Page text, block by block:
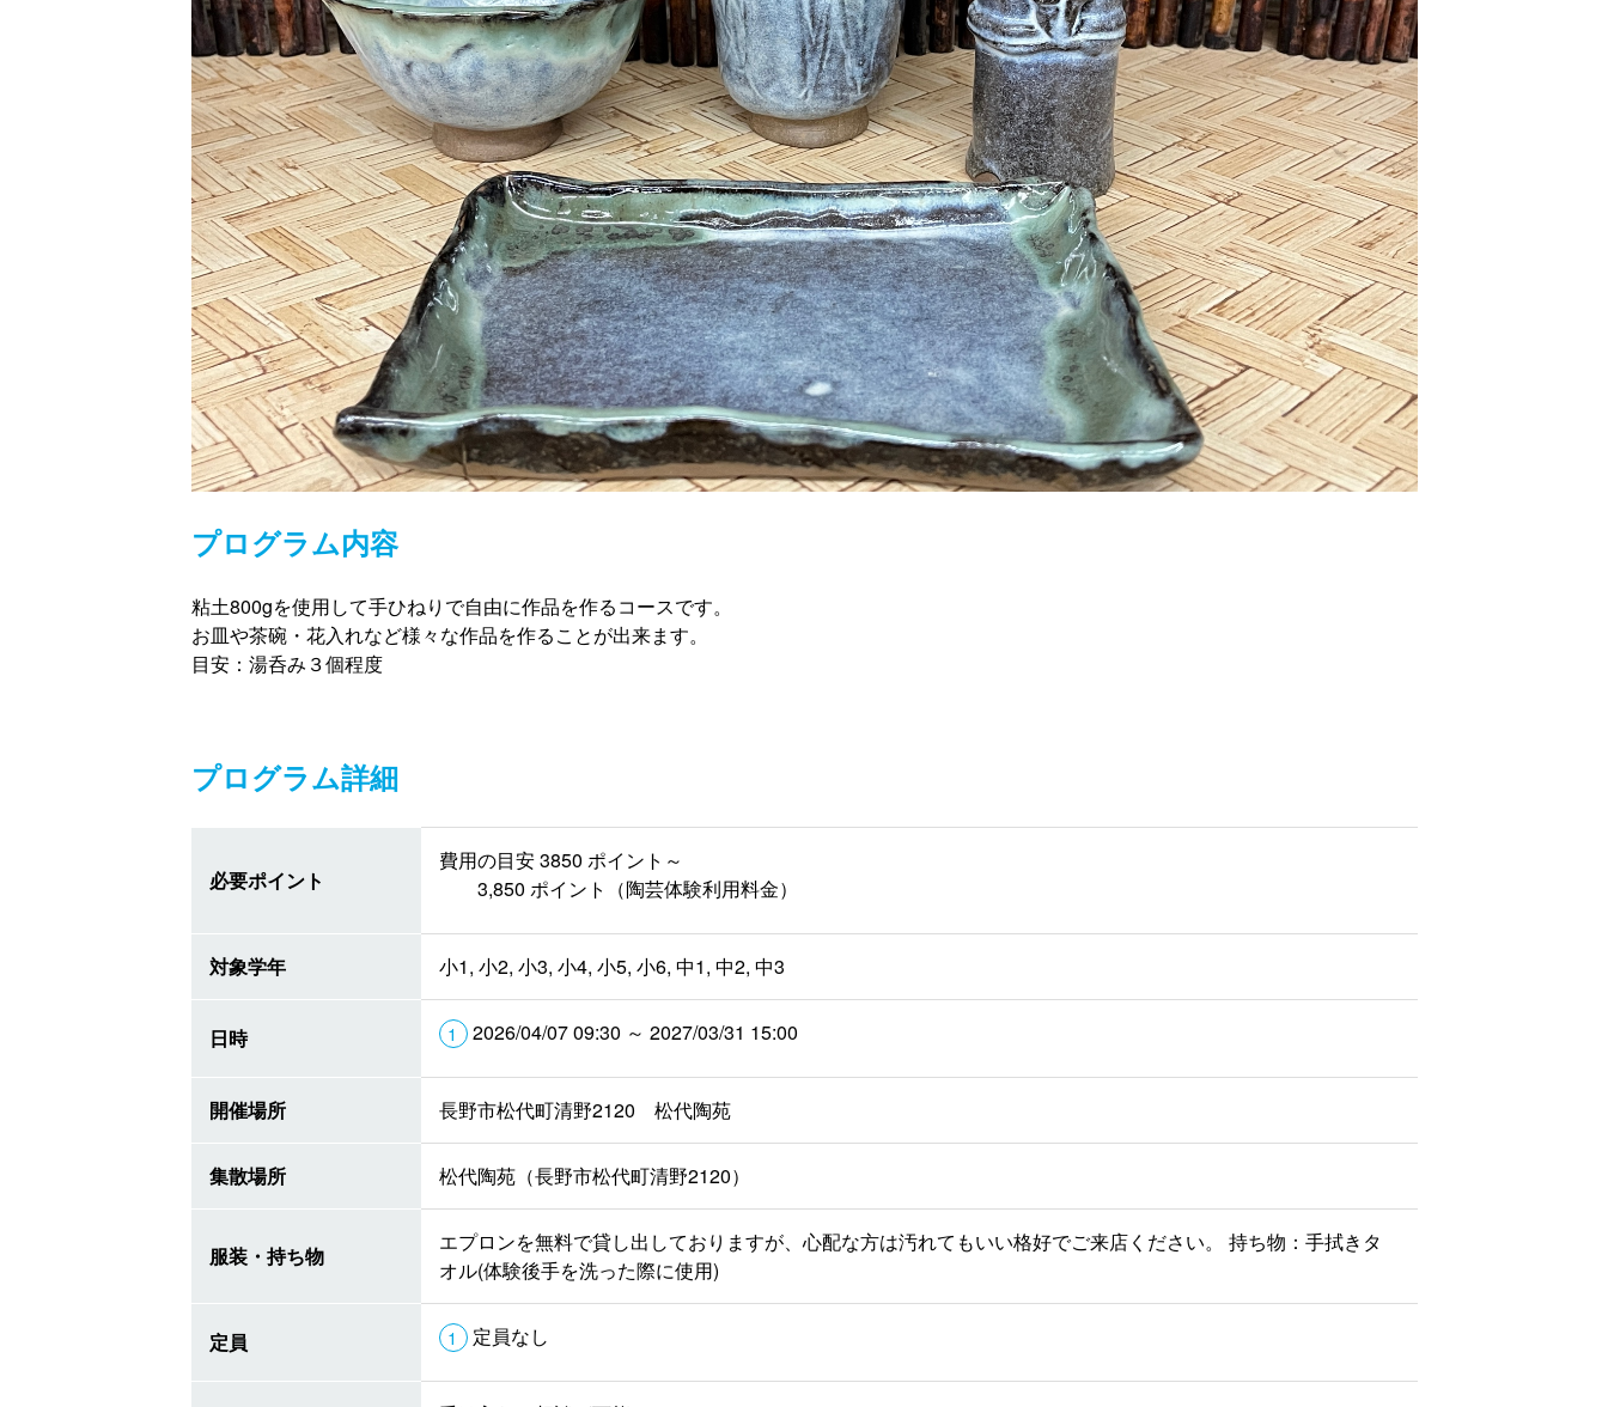
プログラム内容
粘土800gを使用して手ひねりで自由に作品を作るコースです。
お皿や茶碗・花入れなど様々な作品を作ることが出来ます。
目安：湯呑み３個程度
プログラム詳細
必要ポイント
費用の目安 3850 ポイント～
3,850 ポイント（陶芸体験利用料金）
対象学年 小1, 小2, 小3, 小4, 小5, 小6, 中1, 中2, 中3
日時 2026/04/07 09:30 ～ 2027/03/31 15:00
開催場所 長野市松代町清野2120 松代陶苑
集散場所 松代陶苑（長野市松代町清野2120）
服装・持ち物
エプロンを無料で貸し出しておりますが、心配な方は汚れてもいい格好でご来店ください。 持ち物：手拭きタ
オル(体験後手を洗った際に使用)
定員 定員なし